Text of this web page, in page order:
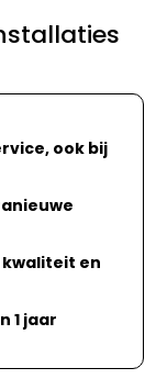
ook bij
en
1 jaar